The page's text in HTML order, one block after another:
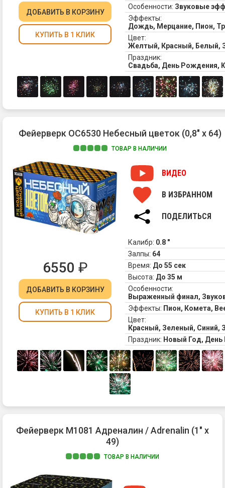
ДОБАВИТЬ В КОРЗИНУ
КУПИТЬ В 1 КЛИК
Особенности: Звуковые
Эффекты:
Дождь, Мерцание, Пион,
Цвет:
Желтый, Красный, Белый,
Праздник:
Свадьба, День Рождения,
Фейерверк ОС6530 Небесный цветок (0,8" х 64)
ТОВАР В НАЛИЧИИ
ВИДЕО
В ИЗБРАННОМ
ПОДЕЛИТЬСЯ
6550 ₽
ДОБАВИТЬ В КОРЗИНУ
КУПИТЬ В 1 КЛИК
Калибр: 0.8 "
Залпы: 64
Время: До 55 сек
Высота: До 35 м
Особенности:
Выраженный финал,
Эффекты: Пион, Комета,
Цвет:
Красный, Зеленый, Синий,
Праздник: Новый Год,
Фейерверк М1081 Адреналин / Adrenalin (1" х
49)
ТОВАР В НАЛИЧИИ